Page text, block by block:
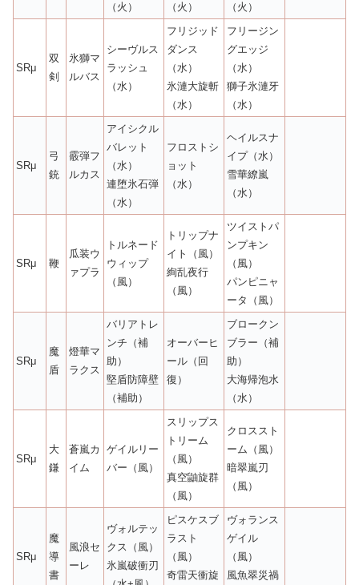
（火）
（火）
（火）
SRμ
双
剣
氷獅マ
ルバス
シーヴルス
ラッシュ
（水）
フリジッド
ダンス
（水）
氷漣大旋斬
（水）
フリージン
グエッジ
（水）
獅子氷漣牙
（水）
SRμ
弓
銃
霰弾フ
ルカス
アイシクル
バレット
（水）
連堕氷石弾
（水）
フロストシ
ョット
（水）
ヘイルスナ
イプ（水）
雪華繚嵐
（水）
SRμ 鞭
瓜装ウ
ァプラ
トルネード
ウィップ
（風）
トリップナ
イト（風）
絢乱夜行
（風）
ツイストパ
ンプキン
（風）
パンピニャ
ータ（風）
SRμ
魔
盾
燈華マ
ラクス
バリアトレ
ンチ（補
助）
堅盾防障壁
（補助）
オーバーヒ
ール（回
復）
ブロークン
ブラー（補
助）
大海帰泡水
（水）
SRμ
大
鎌
蒼嵐カ
イム
ゲイルリー
バー（風）
スリップス
トリーム
（風）
真空鼬旋群
（風）
クロススト
ーム（風）
暗翠嵐刃
（風）
SRμ
魔
導
書
風浪セ
ーレ
ヴォルテッ
クス（風）
氷嵐破衝刃
ピスケスブ
ラスト
（風）
奇雷天衝旋
ヴォランス
ゲイル
（風）
風魚翠災禍